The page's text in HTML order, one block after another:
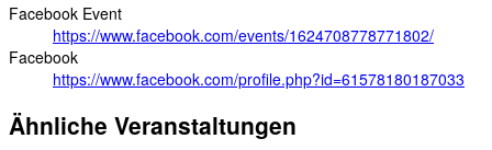
Facebook Event
https://www.facebook.com/events/1624708778771802/
Facebook
https://www.facebook.com/profile.php?id=61578180187033
Ähnliche Veranstaltungen